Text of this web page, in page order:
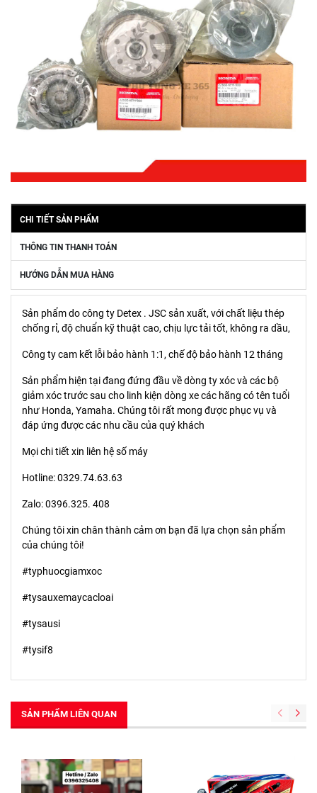
CHI TIẾT SẢN PHẨM
THÔNG TIN THANH TOÁN
HƯỚNG DẪN MUA HÀNG
Sản phẩm do công ty Detex . JSC sản xuất, với chất liệu thép
chống rỉ, độ chuẩn kỹ thuật cao, chịu lực tải tốt, không ra dầu,
Công ty cam kết lỗi bảo hành 1:1, chế độ bảo hành 12 tháng
Sản phẩm hiện tại đang đứng đầu về dòng ty xóc và các bộ
giảm xóc trước sau cho linh kiện dòng xe các hãng có tên tuổi
như Honda, Yamaha. Chúng tôi rất mong được phục vụ và
đáp ứng được các nhu cầu của quý khách
Mọi chi tiết xin liên hệ số máy
Hotline: 0329.74.63.63
Zalo: 0396.325. 408
Chúng tôi xin chân thành cảm ơn bạn đã lựa chọn sản phẩm
của chúng tôi!
#typhuocgiamxoc
#tysauxemaycacloai
#tysausi
#tysif8
SẢN PHẨM LIÊN QUAN